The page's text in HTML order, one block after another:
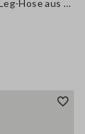
Braune Wide-Leg-Hose aus reiner Baumwolle